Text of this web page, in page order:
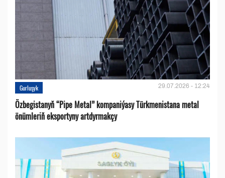
Gurluşyk 29.07.2026 - 12:24
Özbegistanyň “Pipe Metal” kompaniýasy Türkmenistana metal
önümleriň eksportyny artdyrmakçy